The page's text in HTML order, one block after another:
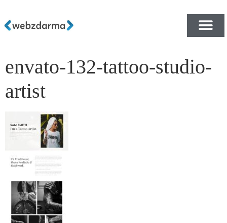
envato-132-tattoo-studio-
artist